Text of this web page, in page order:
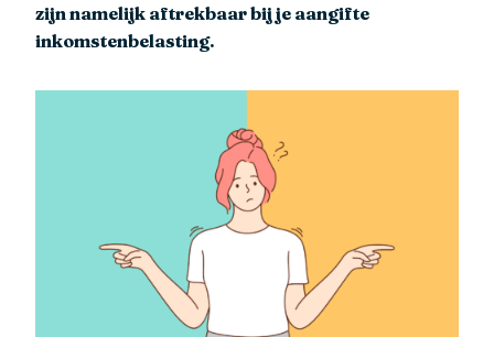
zijn namelijk aftrekbaar bij je aangifte
inkomstenbelasting.